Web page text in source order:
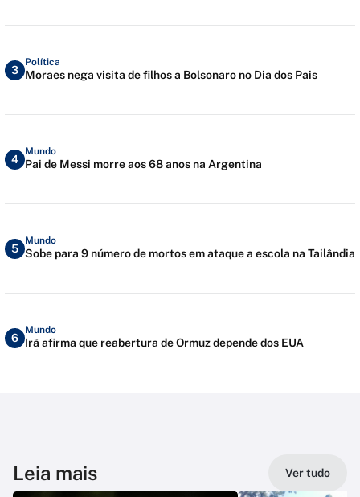
3
Política
Moraes nega visita de filhos a Bolsonaro no Dia dos Pais
4
Mundo
Pai de Messi morre aos 68 anos na Argentina
5
Mundo
Sobe para 9 número de mortos em ataque a escola na Tailândia
6
Mundo
Irã afirma que reabertura de Ormuz depende dos EUA
Leia mais Ver tudo